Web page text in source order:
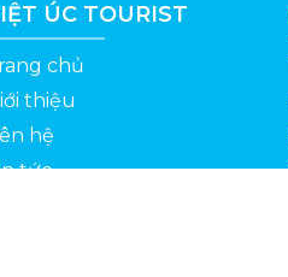
ÚC TOURIST
chủ
thiệu
hệ
tức